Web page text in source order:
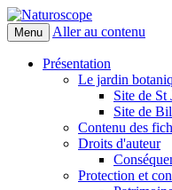
Naturoscope
Menu Aller au contenu
Présentation
Le jardin
Site de St
Site de
Contenu des
Droits d'auteur
Protection et